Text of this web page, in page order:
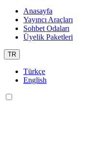
Anasayfa
Yayıncı Araçları
Sohbet Odaları
Üyelik Paketleri
TR
Türkçe
English